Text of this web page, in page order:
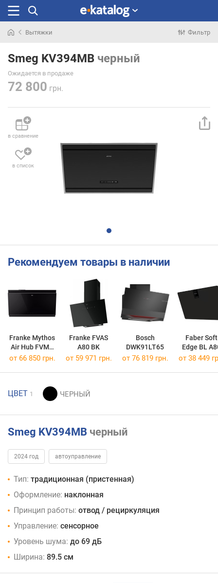
раньше
Вытяжки Фильтр
Smeg KV394MB черный
Ожидается в продаже
72 800 грн.
в сравнение
в список
Рекомендуем товары в наличии
Franke Mythos
Air Hub FVMY
AH BK F90
Franke FVAS
A80 BK
Bosch
DWK91LT65
Faber Soft
Edge BL
от 66 850 грн. от 59 971 грн. от 76 819 грн. от 38 449
ЦВЕТ 1
Smeg KV394MB черный
2024 год автоуправление
Тип: традиционная (пристенная)
Оформление: наклонная
Принцип работы: отвод / рециркуляция
Управление: сенсорное
Уровень шума: до 69 дБ
Ширина: 89.5 см